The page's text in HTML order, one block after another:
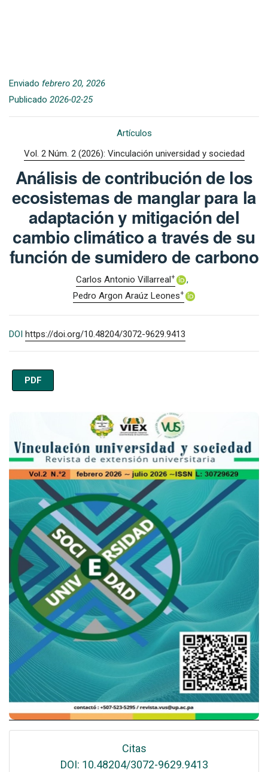
Enviado febrero 20, 2026
Publicado 2026-02-25
Artículos
Vol. 2 Núm. 2 (2026): Vinculación universidad y sociedad
Análisis de contribución de los
ecosistemas de manglar para la
adaptación y mitigación del
cambio climático a través de su
función de sumidero de carbono
Carlos Antonio Villarreal+
Pedro Argon Araúz Leones+
DOI https://doi.org/10.48204/3072-9629.9413
PDF
Imagen de portada
Citas
DOI: 10.48204/3072-9629.9413